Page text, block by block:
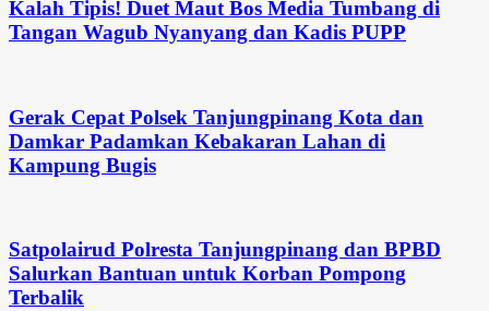
Kalah Tipis! Duet Maut Bos Media Tumbang di
Tangan Wagub Nyanyang dan Kadis PUPP
Gerak Cepat Polsek Tanjungpinang Kota dan
Damkar Padamkan Kebakaran Lahan di
Kampung Bugis
Satpolairud Polresta Tanjungpinang dan BPBD
Salurkan Bantuan untuk Korban Pompong
Terbalik